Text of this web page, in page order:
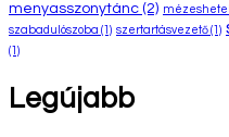
menyasszonytánc (2)
szabadulószoba (1) szertartásvezető(1)
(1)
Legújabb